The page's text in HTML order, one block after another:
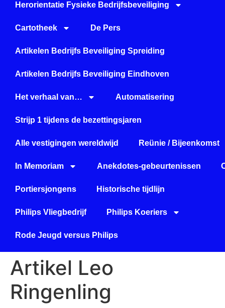
Herorientatie Fysieke Bedrijfsbeveiliging
Cartotheek De Pers
Artikelen Bedrijfs Beveiliging Spreiding
Artikelen Bedrijfs Beveiliging Eindhoven
Het verhaal van… Automatisering
Strijp 1 tijdens de bezettingsjaren
Alle vestigingen wereldwijd Reünie / Bijeenkomst
In Memoriam Anekdotes-gebeurtenissen
Portiersjongens Historische tijdlijn
Philips Vliegbedrijf Philips Koeriers
Rode Jeugd versus Philips
Artikel Leo
Ringenling